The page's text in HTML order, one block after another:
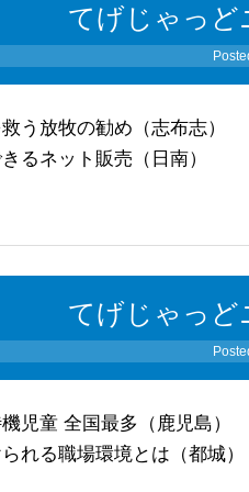
てげじゃっど
う放牧の勧め（志布志）
るネット販売（日南）
てげじゃっど
児童 全国最多（鹿児島）
れる職場環境とは（都城）